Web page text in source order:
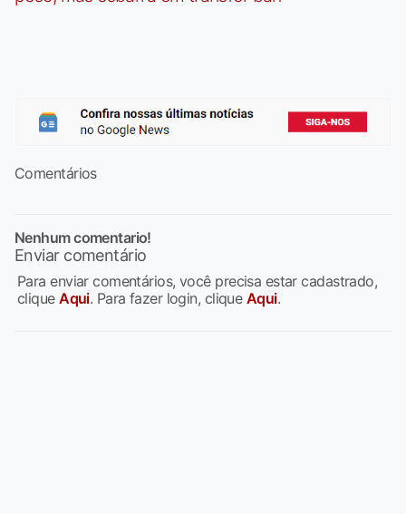
Comentários
Nenhum comentario!
Enviar comentário
Para enviar comentários, você precisa estar cadastrado,
cliqueAqui. Para fazer login, clique Aqui.